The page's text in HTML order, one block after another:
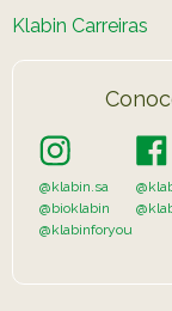
Klabin Carreiras
@klabin.sa
@bioklabin
@klabinforyou